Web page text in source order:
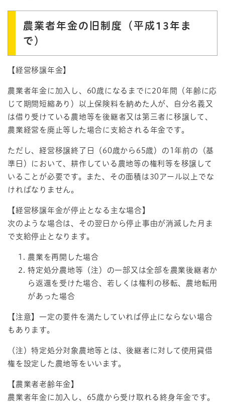
農業者年金の旧制度（平成13年ま
で）
【経営移譲年金】
農業者年金に加入し、60歳になるまでに20年間（年齢に応
じて期間短縮あり）以上保険料を納めた人が、自分名義又
は借り受けている農地等を後継者又は第三者に移譲して、
農業経営を廃止等した場合に支給される年金です。
ただし、経営移譲終了日（60歳から65歳）の1年前の（基
準日）において、耕作している農地等の権利等を移譲して
いることが必要です。また、その面積は30アール以上でな
ければなりません。
【経営移譲年金が停止となる主な場合】
次のような場合は、その翌日から停止事由が消滅した月ま
で支給停止となります。
農業を再開した場合
特定処分農地等（注）の一部又は全部を農業後継者か
ら返還を受けた場合、若しくは権利の移転、農地転用
があった場合
【注意】一定の要件を満たしていれば停止にならない場合
もあります。
（注）特定処分対象農地等とは、後継者に対して使用貸借
権を設定した農地等をいいます。
【農業者老齢年金】
農業者年金に加入し、65歳から受け取れる終身年金です。